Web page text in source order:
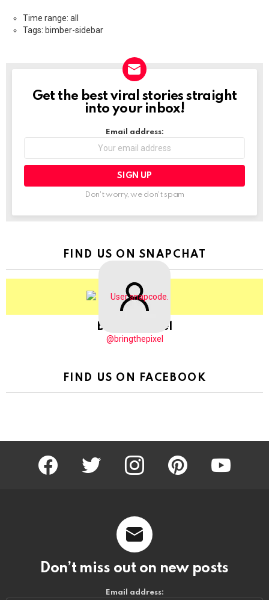
Time range: all
Tags: bimber-sidebar
NEWSLETTER
Get the best viral stories straight
into your inbox!
Email address:
Don't worry, we don't spam
FIND US ON SNAPCHAT
BringThePixel
@bringthepixel
FIND US ON FACEBOOK
facebook twitter instagram pinterest youtube
Don’t miss out on new posts
Email address: